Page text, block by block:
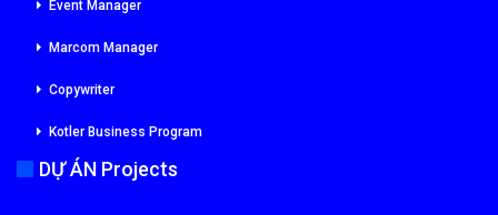
Event Manager
Marcom Manager
Copywriter
Kotler Business Program
DỰ ÁN Projects